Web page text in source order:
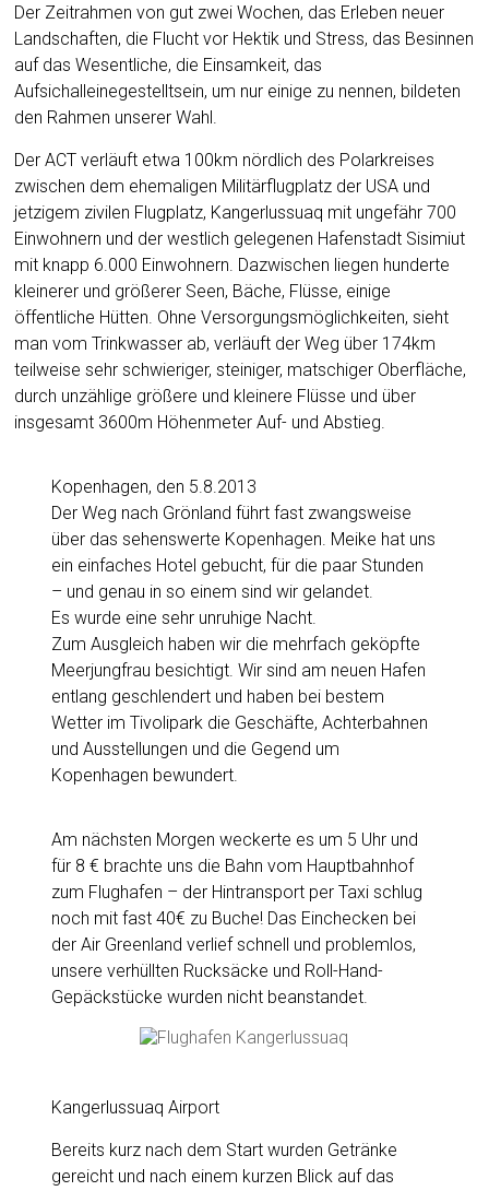
Der Zeitrahmen von gut zwei Wochen, das Erleben neuer
Landschaften, die Flucht vor Hektik und Stress, das Besinnen
auf das Wesentliche, die Einsamkeit, das
Aufsichalleinegestelltsein, um nur einige zu nennen, bildeten
den Rahmen unserer Wahl.
Der ACT verläuft etwa 100km nördlich des Polarkreises
zwischen dem ehemaligen Militärflugplatz der USA und
jetzigem zivilen Flugplatz, Kangerlussuaq mit ungefähr 700
Einwohnern und der westlich gelegenen Hafenstadt Sisimiut
mit knapp 6.000 Einwohnern. Dazwischen liegen hunderte
kleinerer und größerer Seen, Bäche, Flüsse, einige
öffentliche Hütten. Ohne Versorgungsmöglichkeiten, sieht
man vom Trinkwasser ab, verläuft der Weg über 174km
teilweise sehr schwieriger, steiniger, matschiger Oberfläche,
durch unzählige größere und kleinere Flüsse und über
insgesamt 3600m Höhenmeter Auf- und Abstieg.
Kopenhagen, den 5.8.2013
Der Weg nach Grönland führt fast zwangsweise
über das sehenswerte Kopenhagen. Meike hat uns
ein einfaches Hotel gebucht, für die paar Stunden
– und genau in so einem sind wir gelandet.
Es wurde eine sehr unruhige Nacht.
Zum Ausgleich haben wir die mehrfach geköpfte
Meerjungfrau besichtigt. Wir sind am neuen Hafen
entlang geschlendert und haben bei bestem
Wetter im Tivolipark die Geschäfte, Achterbahnen
und Ausstellungen und die Gegend um
Kopenhagen bewundert.
Am nächsten Morgen weckerte es um 5 Uhr und
für 8 € brachte uns die Bahn vom Hauptbahnhof
zum Flughafen – der Hintransport per Taxi schlug
noch mit fast 40€ zu Buche! Das Einchecken bei
der Air Greenland verlief schnell und problemlos,
unsere verhüllten Rucksäcke und Roll-Hand-
Gepäckstücke wurden nicht beanstandet.
Kangerlussuaq Airport
Bereits kurz nach dem Start wurden Getränke
gereicht und nach einem kurzen Blick auf das